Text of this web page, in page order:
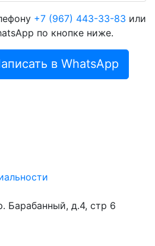
+7 (967) 443-33-83 или
по кнопке ниже.
в WhatsApp
Барабанный, д.4, стр 6